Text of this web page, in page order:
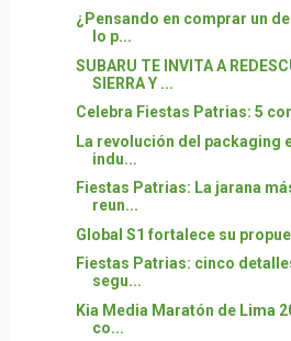
¿Pensando en comprar un
lo p...
SUBARU TE INVITA A
SIERRA Y ...
Celebra Fiestas Patrias: 5
La revolución del packaging
indu...
Fiestas Patrias: La jarana
reun...
Global S1 fortalece su
Fiestas Patrias: cinco
segu...
Kia Media Maratón de Lima
co...